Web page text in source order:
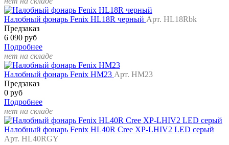
Налобный фонарь Fenix HL18R черный Арт. HL18Rbk
Предзаказ
6 090 руб
Подробнее
нет на складе
Налобный фонарь Fenix HM23 Арт. HM23
Предзаказ
0 руб
Подробнее
нет на складе
Налобный фонарь Fenix HL40R Cree XP-LHIV2 LED серый
Арт. HL40RGY